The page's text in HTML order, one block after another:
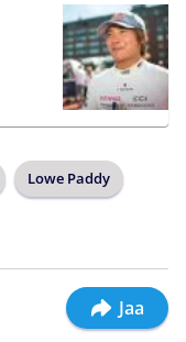
Lowe Paddy
Jaa